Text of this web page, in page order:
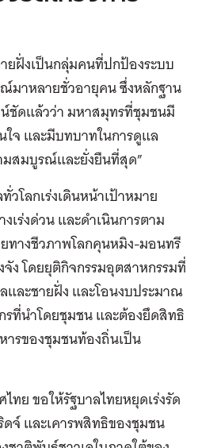
ฝั่งเป็นกลุ่มคนที่ปกป้องระบบ
มาหลายชั่วอายุคน ซึ่งหลักฐาน
ชัดแล้วว่า มหาสมุทรที่ชุมชนมี
จ และมีบทบาทในการดูแล
สมบูรณ์และยั่งยืนที่สุด”
วโลกเร่งเดินหน้าเป้าหมาย
เร่งด่วน และดำเนินการตาม
ทางชีวภาพโลกคุนหมิง-มอนทรี
ง โดยยุติกิจกรรมอุตสาหกรรมที่
และชายฝั่ง และโอนงบประมาณ
ที่นำโดยชุมชน และต้องยึดสิทธิ
ารของชุมชนท้องถิ่นเป็น
ทย ขอให้รัฐบาลไทยหยุดเร่งรัด
จ์ และเคารพสิทธิของชุมชน